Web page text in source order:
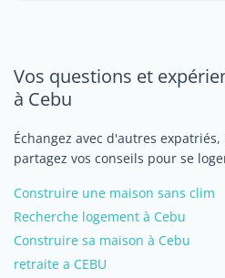
Vos questions et
à Cebu
Échangez avec d'autres
partagez vos conseils pour se
Construire une maison sans clim
Recherche logement à Cebu
Construire sa maison à Cebu
retraite a CEBU